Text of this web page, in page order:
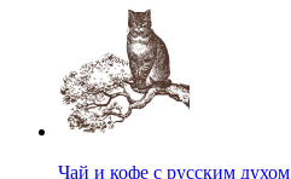
Чай и кофе с русским духом